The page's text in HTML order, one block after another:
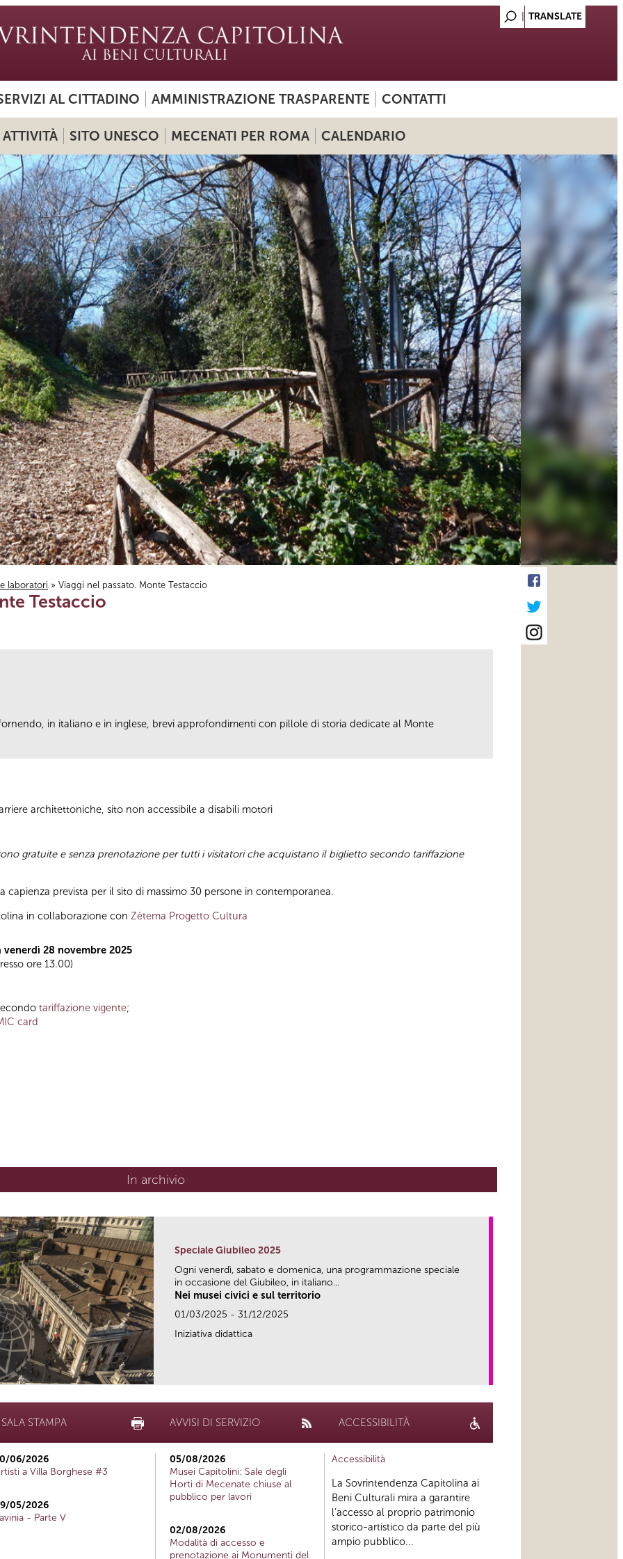
AL CITTADINO AMMINISTRAZIONE TRASPARENTE CONTATTI
ATTIVITÀ SITO UNESCO MECENATI PER ROMA CALENDARIO
laboratori » Viaggi nel passato. Monte Testaccio
Testaccio
in italiano e in inglese, brevi approfondimenti con pillole di storia dedicate al Monte
architettoniche, sito non accessibile a disabili motori
gratuite e senza prenotazione per tutti i visitatori che acquistano il biglietto secondo tariffazione
capienza prevista per il sito di massimo 30 persone in contemporanea.
in collaborazione con Zètema Progetto Cultura
venerdì 28 novembre 2025
ore 13.00)
tariffazione vigente;
card
In archivio
Speciale Giubileo 2025
Ogni venerdì, sabato e domenica, una programmazione speciale
in occasione del Giubileo, in italiano...
Nei musei civici e sul territorio
01/03/2025 - 31/12/2025
Iniziativa didattica
SALA STAMPA
06/2026
a Villa Borghese #3
05/2026
- Parte V
AVVISI DI SERVIZIO
05/08/2026
Musei Capitolini: Sale degli
Horti di Mecenate chiuse al
pubblico per lavori
02/08/2026
Modalità di accesso e
prenotazione ai Monumenti del
ACCESSIBILITÀ
Accessibilità
La Sovrintendenza Capitolina ai
Beni Culturali mira a garantire
l’accesso al proprio patrimonio
storico-artistico da parte del più
ampio pubblico...